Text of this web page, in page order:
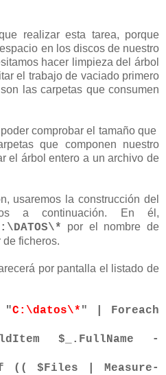
realizar esta tarea, porque
en los discos de nuestro
hacer limpieza del árbol
el trabajo de vaciado primero
las carpetas que consumen
comprobar el tamaño que
que componen nuestro
el árbol entero a un archivo de
usaremos la construcción del
a continuación. En él,
por el nombre de
de ficheros.
por pantalla el listado de
"C:\datos\* " | Foreach
$_.FullName -
(( $Files | Measure-